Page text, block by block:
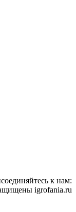
к нам:
igrofania.ru